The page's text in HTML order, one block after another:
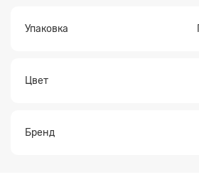
Упаковка
Цвет
Бренд